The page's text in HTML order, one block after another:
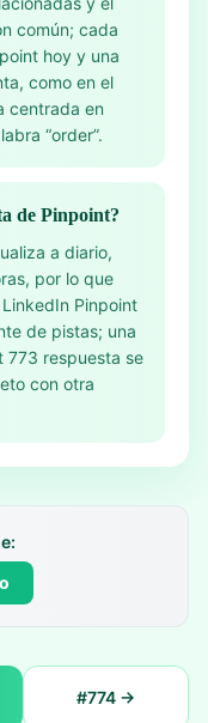
común; cada
hoy y una
como en el
centrada en
“order”.
de Pinpoint?
a diario,
por lo que
Pinpoint
de pistas; una
773 respuesta se
con otra
#774→